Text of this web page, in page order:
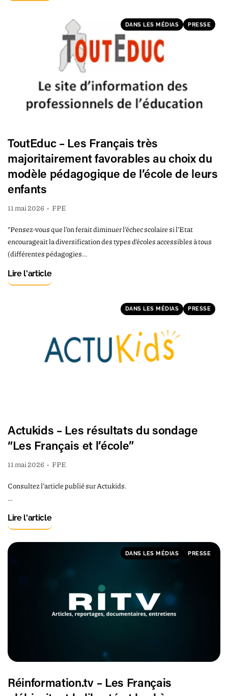
DANS LES MÉDIAS PRESSE
ToutEduc – Les Français très
majoritairement favorables au choix du
modèle pédagogique de l’école de leurs
enfants
11 mai 2026 • FPE
“Pensez-vous que l’on ferait diminuer l’échec scolaire si l’Etat
encourageait la diversification des types d’écoles accessibles à tous
(différentes pédagogies…
Lire l'article
DANS LES MÉDIAS PRESSE
Actukids – Les résultats du sondage
“Les Français et l’école”
11 mai 2026 • FPE
Consultez l’article publié sur Actukids.
…
Lire l'article
DANS LES MÉDIAS PRESSE
Réinformation.tv – Les Français